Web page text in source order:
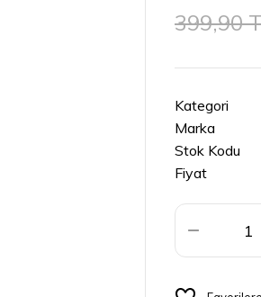
399,90
Kategori
Marka
Stok Kodu
Fiyat